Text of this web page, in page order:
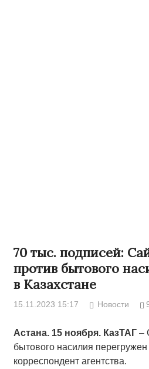
70 тыс. подписей:
против бытового
в Казахстане
15.11.2023 15:17 Новости
Астана. 15 ноября. КазТАГ–
бытового насилия
корреспондент агентства.